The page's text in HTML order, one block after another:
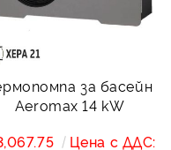
за басейн
Aeromax 14 kW
Цена с ДДС: